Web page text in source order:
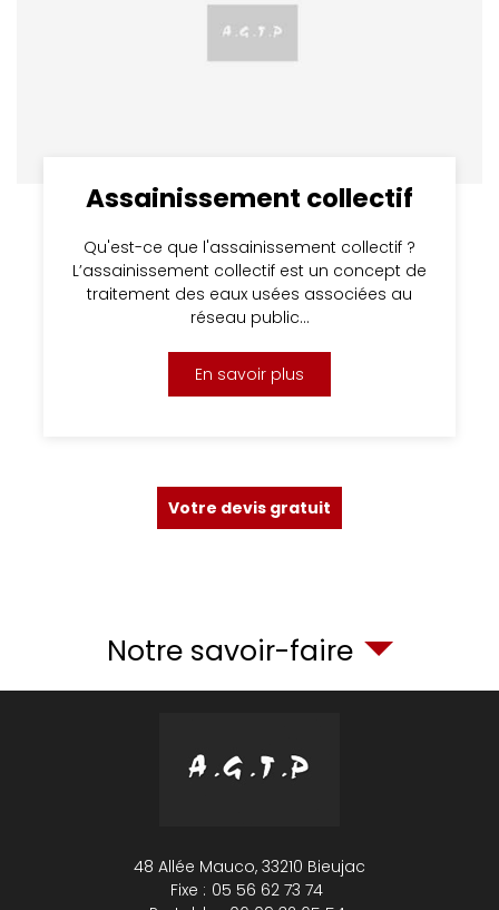
Assainissement collectif
Qu'est-ce que l'assainissement collectif ?
L’assainissement collectif est un concept de
traitement des eaux usées associées au
réseau public…
En savoir plus
Votre devis gratuit
Notre savoir-faire
48 Allée Mauco, 33210 Bieujac
Fixe : 05 56 62 73 74